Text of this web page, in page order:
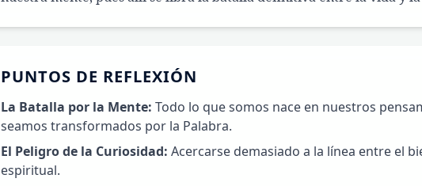
PUNTOS DE REFLEXIÓN
La Batalla por la Mente: Todo lo que somos nace en nuestros
seamos transformados por la Palabra.
El Peligro de la Curiosidad: Acercarse demasiado a la línea entre el
espiritual.